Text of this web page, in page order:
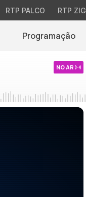
RTP PALCO RTP
Programação
NO AR